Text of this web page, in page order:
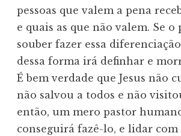
pessoas que valem a pena
e quais as que não valem. Se o
souber fazer essa
dessa forma irá definhar e
É bem verdade que Jesus não
não salvou a todos e não
então, um mero pastor
conseguirá fazê-lo, e lidar com